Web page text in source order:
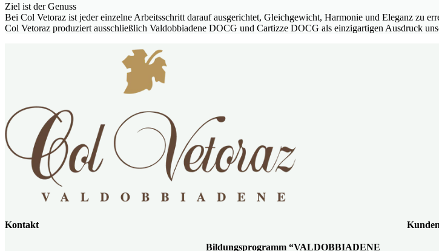
Ziel ist der Genuss
Bei Col Vetoraz ist jeder einzelne Arbeitsschritt darauf ausgerichtet, Gleichgewicht, Harmonie und Eleganz zu
Col Vetoraz produziert ausschließlich Valdobbiadene DOCG und Cartizze DOCG als einzigartigen Ausdruck
Kontakt
Bildungsprogramm “VALDOBBIADENE